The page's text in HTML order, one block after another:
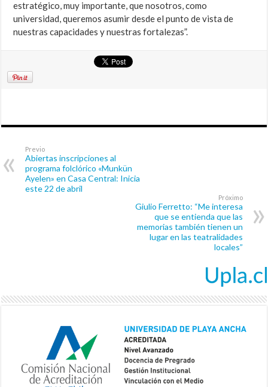
estratégico, muy importante, que nosotros, como
universidad, queremos asumir desde el punto de vista de
nuestras capacidades y nuestras fortalezas”.
Previo
Abiertas inscripciones al
programa folclórico «Munkün
Ayelen» en Casa Central: Inicia
este 22 de abril
Próximo
Giulio Ferretto: “Me interesa
que se entienda que las
memorias también tienen un
lugar en las teatralidades
locales”